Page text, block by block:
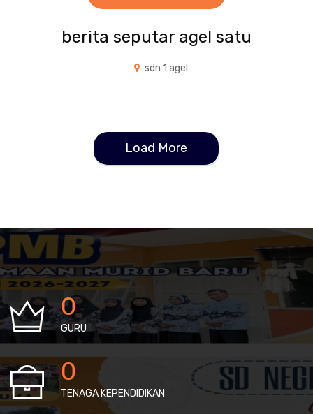
berita seputar agel satu
sdn 1 agel
Load More
0
GURU
0
TENAGA KEPENDIDIKAN